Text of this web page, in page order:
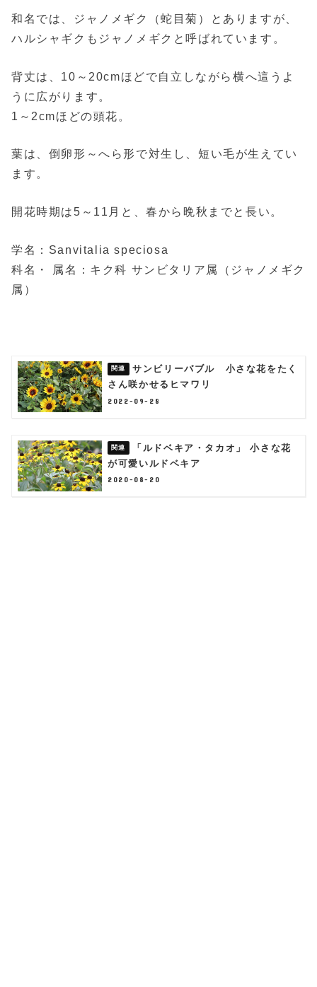
和名では、ジャノメギク（蛇目菊）とありますが、
ハルシャギクもジャノメギクと呼ばれています。
背丈は、10～20cmほどで自立しながら横へ這うよ
うに広がります。
1～2cmほどの頭花。
葉は、倒卵形～へら形で対生し、短い毛が生えてい
ます。
開花時期は5～11月と、春から晩秋までと長い。
学名：Sanvitalia speciosa
科名・ 属名：キク科 サンビタリア属（ジャノメギク
属）
サンビリーバブル 小さな花をたく
さん咲かせるヒマワリ
2022-09-28
「ルドベキア・タカオ」 小さな花
が可愛いルドベキア
2020-08-20